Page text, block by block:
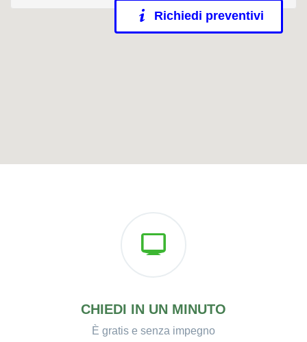
Richiedi preventivi
CHIEDI IN UN MINUTO
È gratis e senza impegno